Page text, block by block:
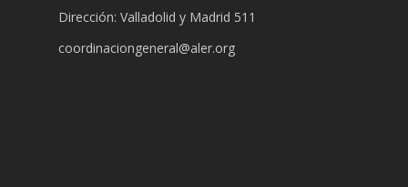
Dirección: Valladolid y Madrid 511
coordinaciongeneral@aler.org